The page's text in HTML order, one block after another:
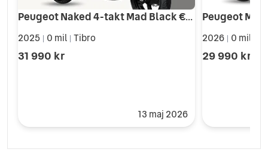
Peugeot Naked 4-takt Mad Black €5+ *Kampanj*
2025 0 mil Tibro
31 990 kr
13 maj 2026
2026 0 mil
29 990 kr